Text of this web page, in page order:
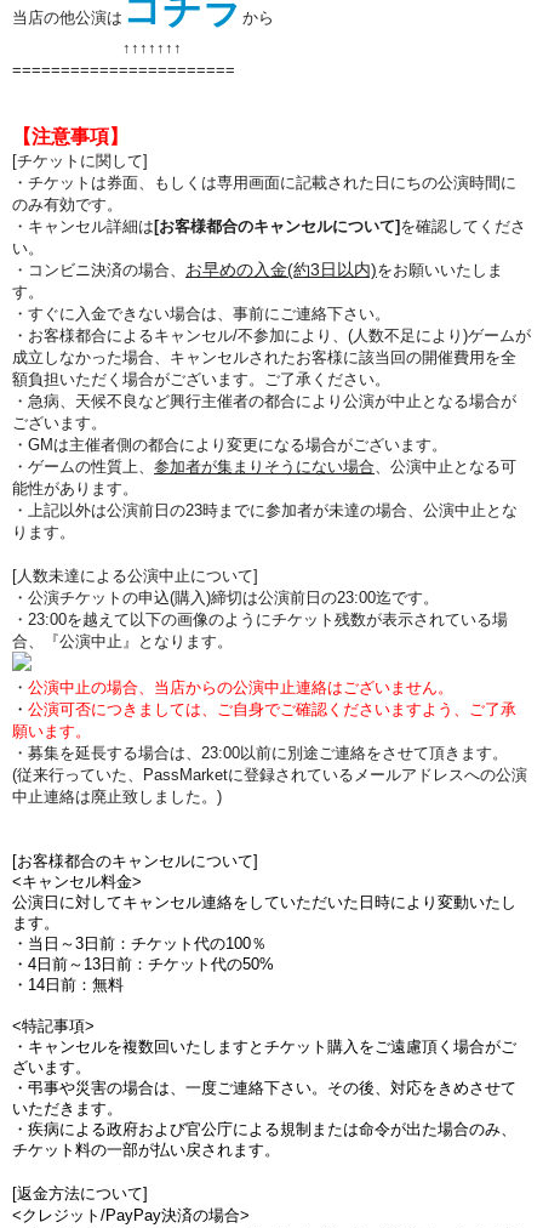
当店の他公演は コチラ から
↑↑ ↑↑ ↑↑ ↑
=======================
【注意事項】
[チケットに関して]
・チケットは券面、もしくは専用画面に記載された日にちの公演時間に
のみ有効です。
・キャンセル詳細は [お客様都合のキャンセルについて] を確認してくださ
い。
・コンビニ決済の場合、 お早めの入金(約3日以内)をお願いいたしま
す。
・すぐに入金できない場合は、事前にご連絡下さい。
・お客様都合によるキャンセル/不参加により、(人数不足により)ゲームが
成立しなかった場合、キャンセルされたお客様に該当回の開催費用を全
額負担いただく場合がございます。ご了承ください。
・急病、天候不良など興行主催者の都合により公演が中止となる場合が
ございます。
・GMは主催者側の都合により変更になる場合がございます。
・ゲームの性質上、 参加者が集まりそうにない場合、公演中止となる可
能性があります。
・上記以外は公演前日の23時までに参加者が未達の場合、公演中止とな
ります。
[人数未達による公演中止について]
・公演チケットの申込(購入)締切は公演前日の23:00迄です。
・23:00を越えて以下の画像のようにチケット残数が表示されている場
合、『公演中止』となります。
・ 公演中止の場合、当店からの公演中止連絡はございません。
・ 公演可否につきましては、ご自身でご確認くださいますよう、ご了承
願います。
・募集を延長する場合は、23:00以前に別途ご連絡をさせて頂きます。
(従来行っていた、PassMarketに登録されているメールアドレスへの公演
中止連絡は廃止致しました。)
[お客様都合のキャンセルについて]
<キャンセル料金>
公演日に対してキャンセル連絡をしていただいた日時により変動いたし
ます。
・当日～3日前：チケット代の100％
・4日前～13日前：チケット代の50%
・14日前：無料
<特記事項>
・キャンセルを複数回いたしますとチケット購入をご遠慮頂く場合がご
ざいます。
・弔事や災害の場合は、一度ご連絡下さい。その後、対応をきめさせて
いただきます。
・疾病による政府および官公庁による規制または命令が出た場合のみ、
チケット料の一部が払い戻されます。
[返金方法について]
<クレジット/PayPay決済の場合>